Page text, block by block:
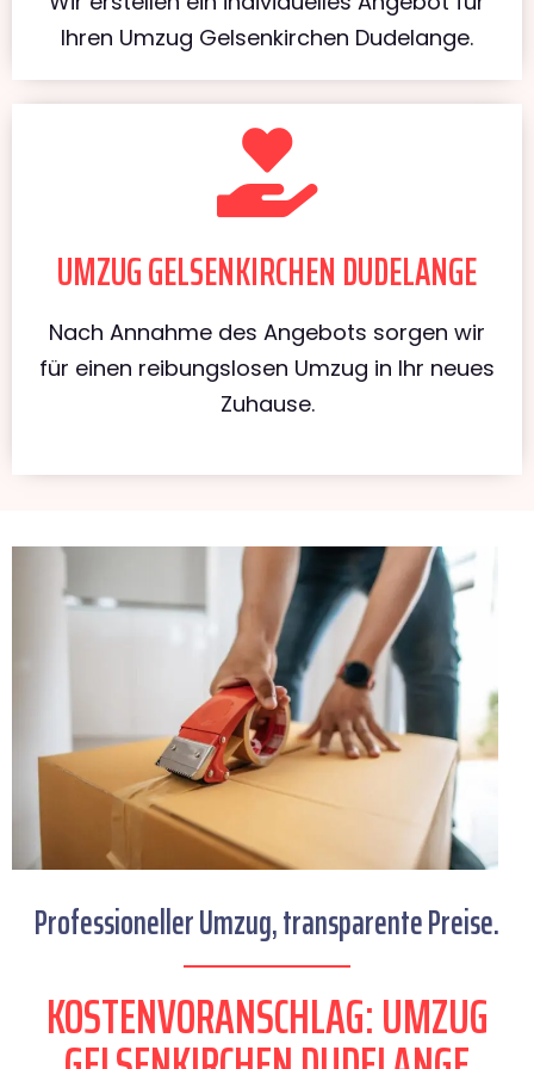
Ihren Umzug Gelsenkirchen Dudelange.
UMZUG GELSENKIRCHEN DUDELANGE
Nach Annahme des Angebots sorgen wir
für einen reibungslosen Umzug in Ihr neues
Zuhause.
Professioneller Umzug, transparente Preise.
KOSTENVORANSCHLAG: UMZUG